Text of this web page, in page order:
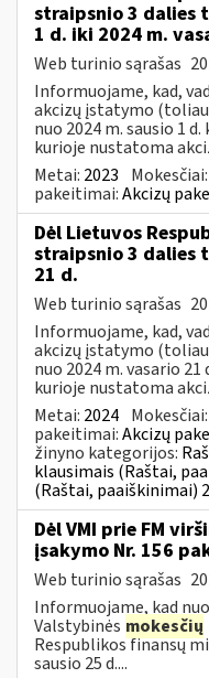
straipsnio 3 dalies
1 d. iki 2024 m.
Web turinio sąrašas
Informuojame, kad,
akcizų įstatymo (toliau
nuo 2024 m. sausio 1
kurioje nustatoma
Metai: 2023 Mokesčiai:
pakeitimai:Akcizų
Dėl Lietuvos
straipsnio 3 dalies
21 d.
Web turinio sąrašas
Informuojame, kad,
akcizų įstatymo (toliau
nuo 2024 m. vasario
kurioje nustatoma
Metai: 2024 Mokesčiai:
pakeitimai:Akcizų
žinyno kategorijos:
klausimais (Raštai,
(Raštai, paaiškinimai)
Dėl VMI prie FM
įsakymo Nr. 156
Web turinio sąrašas
Informuojame, kad
Valstybinės mokesčių
Respublikos finansų
sausio 25 d....